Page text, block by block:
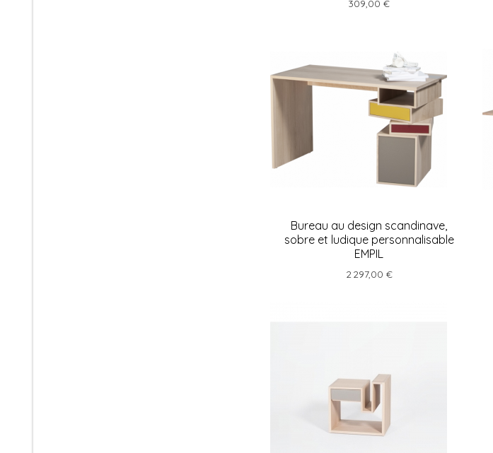
309,00 €
Bureau au design scandinave,
sobre et ludique personnalisable
EMPIL
2 297,00 €